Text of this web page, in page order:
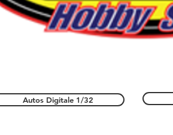
Autos Digitale 1/32